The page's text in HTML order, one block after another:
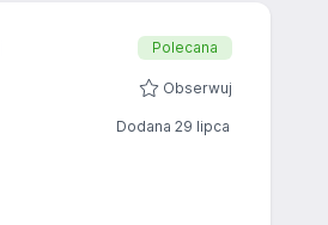
Polecana
Obserwuj
Dodana 29 lipca